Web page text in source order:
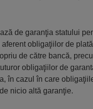
de garanţia statului
obligaţiilor de
de către bancă,
obligaţiilor de
în cazul în care
nicio altă garanţie.